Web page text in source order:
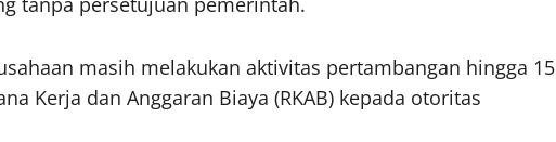
masih melakukan aktivitas pertambangan hingga 15
Kerja dan Anggaran Biaya (RKAB) kepada otoritas